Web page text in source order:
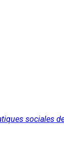
sociales